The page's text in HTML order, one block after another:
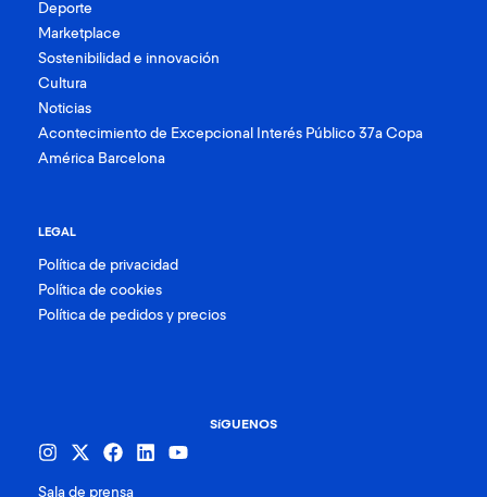
Deporte
Marketplace
Sostenibilidad e innovación
Cultura
Noticias
Acontecimiento de Excepcional Interés Público 37a Copa
América Barcelona
LEGAL
Política de privacidad
Política de cookies
Política de pedidos y precios
SíGUENOS
Sala de prensa